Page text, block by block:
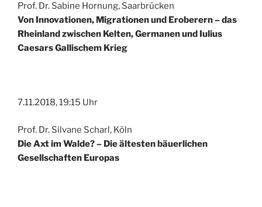
Prof. Dr. Sabine Hornung, Saarbrücken
Von Innovationen, Migrationen und Eroberern – das
Rheinland zwischen Kelten, Germanen und Iulius
Caesars Gallischem Krieg
7.11.2018, 19:15 Uhr
Prof. Dr. Silvane Scharl, Köln
Die Axt im Walde? – Die ältesten bäuerlichen
Gesellschaften Europas